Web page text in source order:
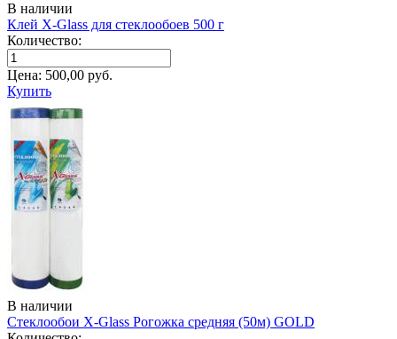
В наличии
Клей X-Glass для стеклообоев 500 г
Количество:
Цена: 500,00 руб.
Купить
В наличии
Стеклообои X-Glass Рогожка средняя (50м) GOLD